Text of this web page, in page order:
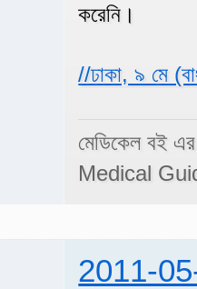
করেনি।
//ঢাকা, ৯ মে
মেডিকেল বই
Medical
2011-